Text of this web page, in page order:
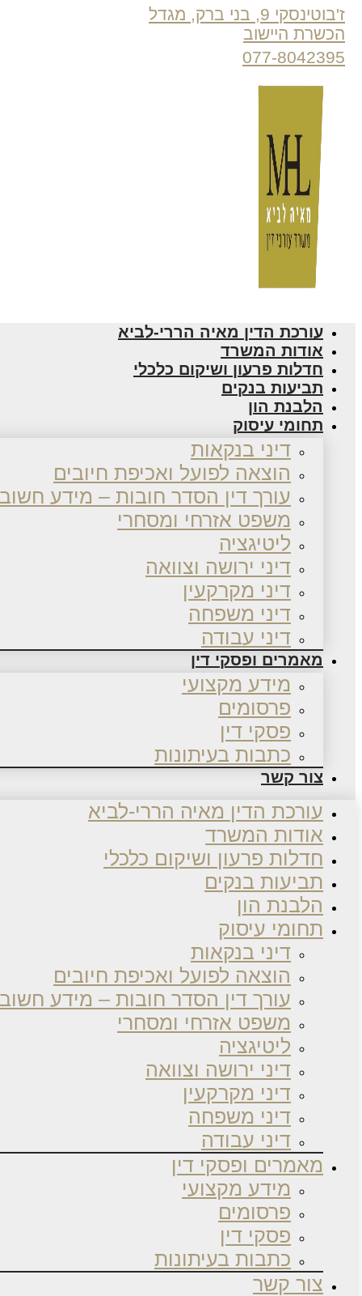
ז'בוטינסקי 9, בני ברק, מגדל
הכשרת היישוב
077-8042395
עורכת הדין מאיה הררי-לביא
אודות המשרד
חדלות פרעון ושיקום כלכלי
תביעות בנקים
הלבנת הון
תחומי עיסוק
דיני בנקאות
הוצאה לפועל ואכיפת חיובים
עורך דין הסדר חובות – מידע
משפט אזרחי ומסחרי
ליטיגציה
דיני ירושה וצוואה
דיני מקרקעין
דיני משפחה
דיני עבודה
מאמרים ופסקי דין
מידע מקצועי
פרסומים
פסקי דין
כתבות בעיתונות
צור קשר
עורכת הדין מאיה הררי-לביא
אודות המשרד
חדלות פרעון ושיקום כלכלי
תביעות בנקים
הלבנת הון
תחומי עיסוק
דיני בנקאות
הוצאה לפועל ואכיפת חיובים
עורך דין הסדר חובות – מידע
משפט אזרחי ומסחרי
ליטיגציה
דיני ירושה וצוואה
דיני מקרקעין
דיני משפחה
דיני עבודה
מאמרים ופסקי דין
מידע מקצועי
פרסומים
פסקי דין
כתבות בעיתונות
צור קשר